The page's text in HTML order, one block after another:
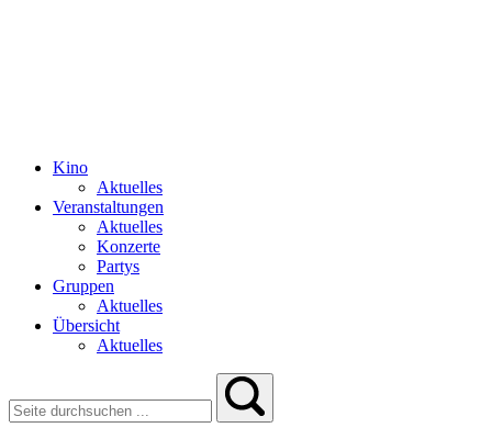
Kino
Aktuelles
Veranstaltungen
Aktuelles
Konzerte
Partys
Gruppen
Aktuelles
Übersicht
Aktuelles